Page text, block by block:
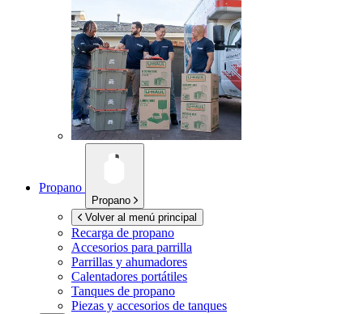
Propano
Propano
Volver al menú principal
Recarga de propano
Accesorios para parrilla
Parrillas y ahumadores
Calentadores portátiles
Tanques de propano
Piezas y accesorios de tanques